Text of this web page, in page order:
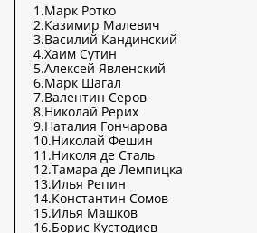
1.Марк Ротко
2.Казимир Малевич
3.Василий Кандинский
4.Хаим Сутин
5.Алексей Явленский
6.Марк Шагал
7.Валентин Серов
8.Николай Рерих
9.Наталия Гончарова
10.Николай Фешин
11.Николя де Сталь
12.Тамара де Лемпицка
13.Илья Репин
14.Константин Сомов
15.Илья Машков
16.Борис Кустодиев